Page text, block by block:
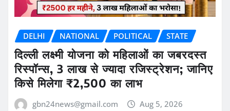
DELHI NATIONAL POLITICAL STATE
दिल्ली लक्ष्मी योजना को महिलाओं का जबरदस्त
रिस्पॉन्स, 3 लाख से ज्यादा रजिस्ट्रेशन; जानिए
किसे मिलेगा ₹2,500 का लाभ
gbn24news@gmail.com Aug 5, 2026